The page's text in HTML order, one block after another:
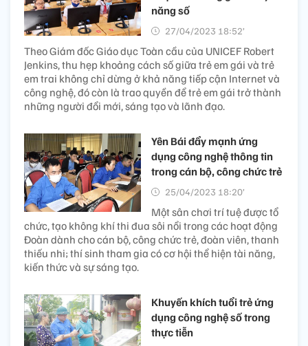
năng số
27/04/2023 18:52’
Theo Giám đốc Giáo dục Toàn cầu của UNICEF Robert
Jenkins, thu hẹp khoảng cách số giữa trẻ em gái và trẻ
em trai không chỉ dừng ở khả năng tiếp cận Internet và
công nghệ, đó còn là trao quyền để trẻ em gái trở thành
những người đổi mới, sáng tạo và lãnh đạo.
Yên Bái đẩy mạnh ứng
dụng công nghệ thông tin
trong cán bộ, công chức trẻ
25/04/2023 18:20’
Một sân chơi trí tuệ được tổ
chức, tạo không khí thi đua sôi nổi trong các hoạt động
Đoàn dành cho cán bộ, công chức trẻ, đoàn viên, thanh
thiếu nhi; thí sinh tham gia có cơ hội thể hiện tài năng,
kiến thức và sự sáng tạo.
Khuyến khích tuổi trẻ ứng
dụng công nghệ số trong
thực tiễn